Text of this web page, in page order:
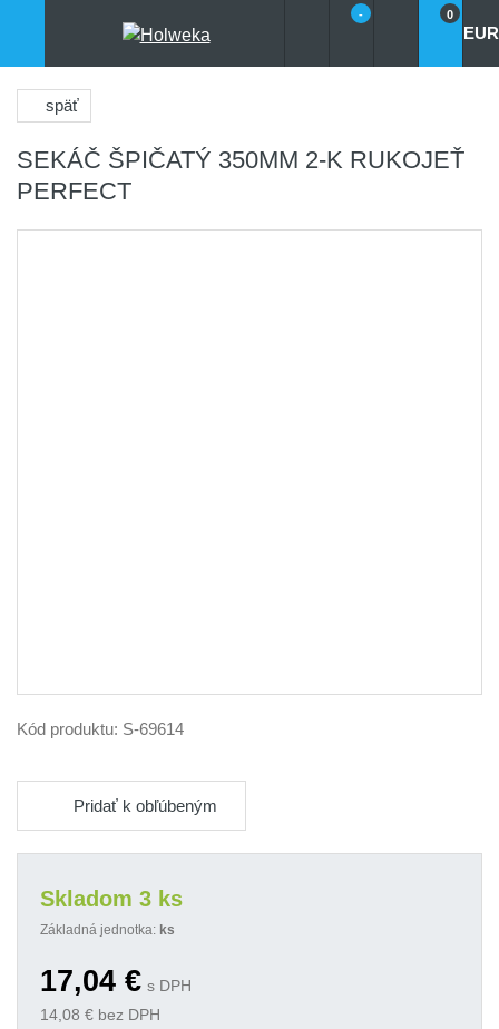
- 0
EUR
späť
SEKÁČ ŠPIČATÝ 350MM 2-K RUKOJEŤ
PERFECT
Kód produktu: S-69614
Pridať k obľúbeným
Skladom 3 ks
Základná jednotka: ks
17,04 € s DPH
14,08 € bez DPH